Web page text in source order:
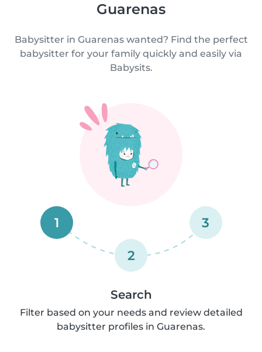
Guarenas
Babysitter in Guarenas wanted? Find the perfect
babysitter for your family quickly and easily via
Babysits.
1
2
3
Search
Filter based on your needs and review detailed
babysitter profiles in Guarenas.